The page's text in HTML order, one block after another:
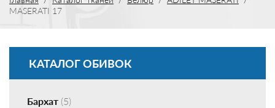
MASERATI 17
КАТАЛОГ ОБИВОК
Бархат (5)